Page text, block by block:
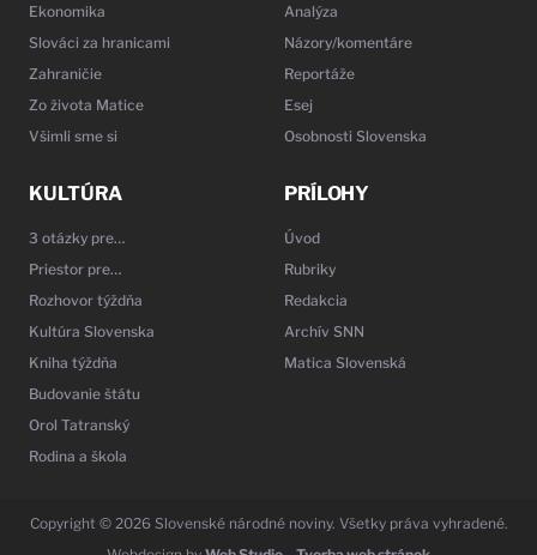
Ekonomika
Slováci za hranicami
Zahraničie
Zo života Matice
Všimli sme si
Analýza
Názory/komentáre
Reportáže
Esej
Osobnosti Slovenska
KULTÚRA
3 otázky pre…
Priestor pre…
Rozhovor týždňa
Kultúra Slovenska
Kniha týždňa
Budovanie štátu
Orol Tatranský
Rodina a škola
PRÍLOHY
Úvod
Rubriky
Redakcia
Archív SNN
Matica Slovenská
Copyright © 2026 Slovenské národné noviny. Všetky práva vyhradené.